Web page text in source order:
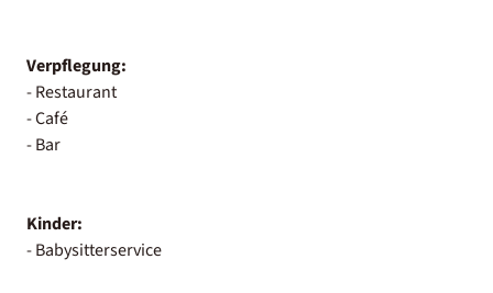
Verpflegung:
- Restaurant
- Café
- Bar
Kinder:
- Babysitterservice